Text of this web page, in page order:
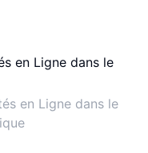
en Ligne dans le